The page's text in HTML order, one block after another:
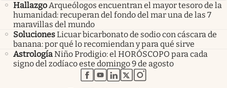
HallazgoArqueólogos encuentran el mayor tesoro de la
humanidad: recuperan del fondo del mar una de las 7
maravillas del mundo
SolucionesLicuar bicarbonato de sodio con cáscara de
banana: por qué lo recomiendan y para qué sirve
AstrologíaNiño Prodigio: el HORÓSCOPO para cada
signo del zodíaco este domingo 9 de agosto
abre en nueva pestaña
abre en nueva pestaña
abre en nueva pestaña
abre en nueva pestaña
abre en nueva pestaña